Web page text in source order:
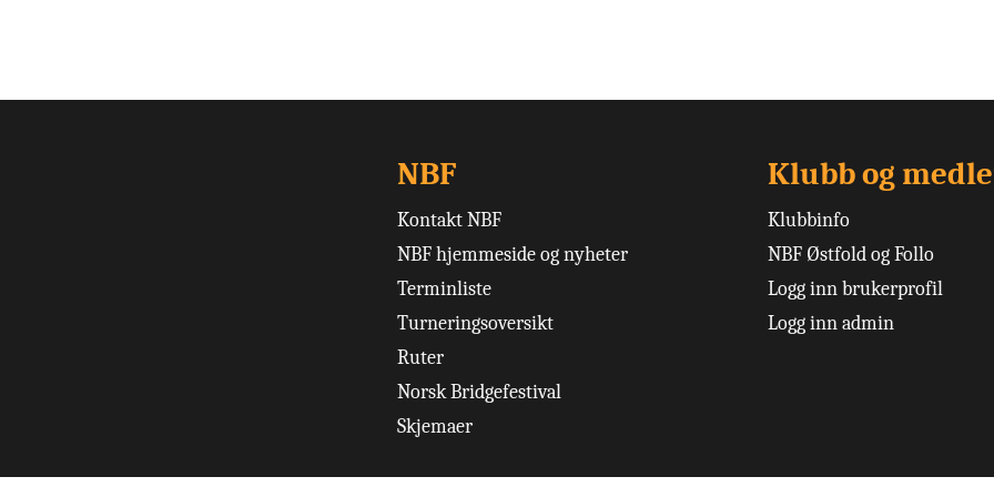
NBF
Kontakt NBF
NBF hjemmeside og nyheter
Terminliste
Turneringsoversikt
Ruter
Norsk Bridgefestival
Skjemaer
Klubb og
Klubbinfo
NBF Østfold og Follo
Logg inn brukerprofil
Logg inn admin